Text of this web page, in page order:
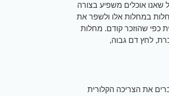
אוכלים משפיע בצורה
לחלות במחלות אלו ולשפר את
כפי שהוזכר קודם. מחלות
לחץ דם גבוה,
את הצריכה הקלורית